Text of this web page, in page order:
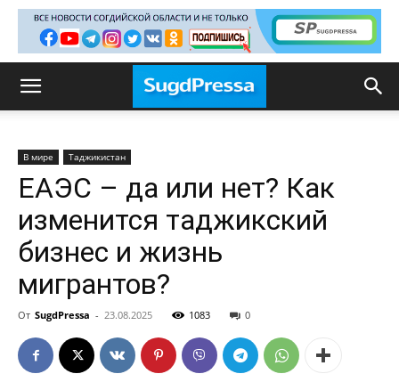
В мире Таджикистан
ЕАЭС – да или нет? Как
изменится таджикский
бизнес и жизнь
мигрантов?
От SugdPressa - 23.08.2025 1083 0